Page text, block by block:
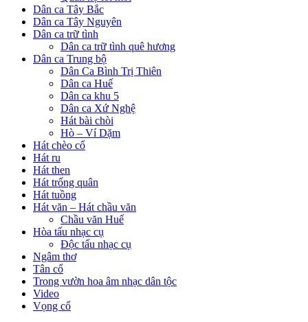
Dân ca Tây Bắc
Dân ca Tây Nguyên
Dân ca trữ tình
Dân ca trữ tình quê hương
Dân ca Trung bộ
Dân Ca Bình Trị Thiên
Dân ca Huế
Dân ca khu 5
Dân ca Xứ Nghệ
Hát bài chòi
Hò – Ví Dặm
Hát chèo cổ
Hát ru
Hát then
Hát trống quân
Hát tuồng
Hát văn – Hát chầu văn
Chầu văn Huế
Hòa tấu nhạc cụ
Độc tấu nhạc cụ
Ngâm thơ
Tân cổ
Trong vườn hoa âm nhạc dân tộc
Video
Vọng cổ